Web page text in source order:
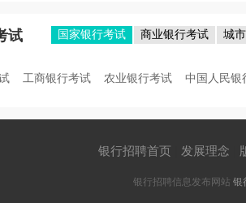
试 国家银行考试 商业银行考试 城
工商银行考试 农业银行考试 中国人民银
银行招聘首页 发展理念
银行招聘信息发布网站 银